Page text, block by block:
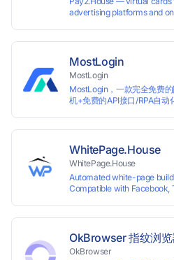
advertising platforms and
IPFLEX when topping up
+1% credited to your
MostLogin
MostLogin
MostLogin，一款完全免费
机+免费的API接口/RPA自
WhitePage.House
WhitePage.House
Automated white-page
Compatible with Facebook,
OkBrowser 指纹浏览
OkBrowser